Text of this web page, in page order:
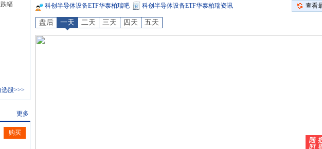
幅
股>>>
更多
购买
科创半导体设备ETF华泰柏瑞吧 科创半导体设备ETF华泰柏瑞资讯 查看
盘后 一天 二天 三天 四天 五天